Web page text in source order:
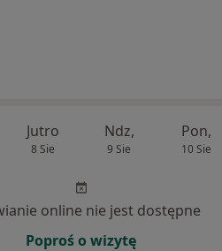
Jutro
8 Sie
Ndz,
9 Sie
Pon,
10 Sie
online nie jest dostępne
Poproś o wizytę